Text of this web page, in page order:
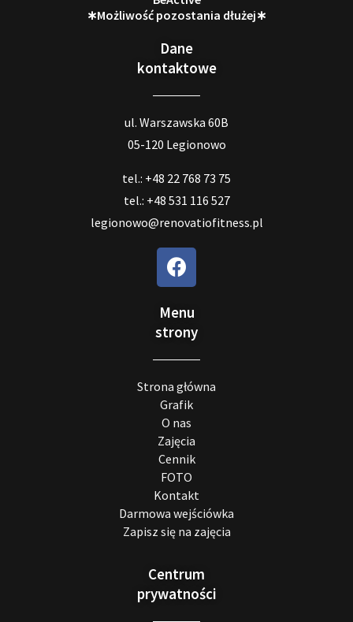
∗Możliwość pozostania dłużej∗
Dane
kontaktowe
ul. Warszawska 60B
05-120 Legionowo
tel.: +48 22 768 73 75
tel.: +48 531 116 527
legionowo@renovatiofitness.pl
Menu
strony
Strona główna
Grafik
O nas
Zajęcia
Cennik
FOTO
Kontakt
Darmowa wejściówka
Zapisz się na zajęcia
Centrum
prywatności